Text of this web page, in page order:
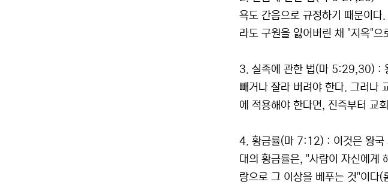
욕도 간음으로 규정하기 때문이다
라도 구원을 잃어버린 채 "지옥"
3. 실족에 관한 법(마 5:29,30) :
빼거나 잘라 버려야 한다. 그러나
에 적용해야 한다면, 진즉부터 교
4. 황금률(마 7:12) : 이것은 왕국
대의 황금률은, "사람이 자신에게
랑으로 그 이상을 베푸는 것"이